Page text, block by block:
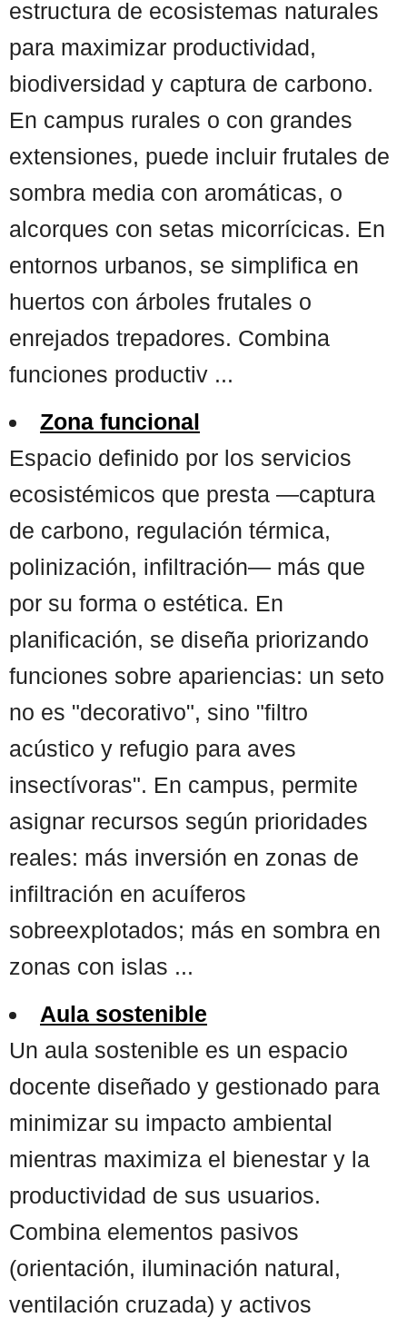
estructura de ecosistemas naturales
para maximizar productividad,
biodiversidad y captura de carbono.
En campus rurales o con grandes
extensiones, puede incluir frutales de
sombra media con aromáticas, o
alcorques con setas micorrícicas. En
entornos urbanos, se simplifica en
huertos con árboles frutales o
enrejados trepadores. Combina
funciones productiv ...
Zona funcional
Espacio definido por los servicios
ecosistémicos que presta —captura
de carbono, regulación térmica,
polinización, infiltración— más que
por su forma o estética. En
planificación, se diseña priorizando
funciones sobre apariencias: un seto
no es "decorativo", sino "filtro
acústico y refugio para aves
insectívoras". En campus, permite
asignar recursos según prioridades
reales: más inversión en zonas de
infiltración en acuíferos
sobreexplotados; más en sombra en
zonas con islas ...
Aula sostenible
Un aula sostenible es un espacio
docente diseñado y gestionado para
minimizar su impacto ambiental
mientras maximiza el bienestar y la
productividad de sus usuarios.
Combina elementos pasivos
(orientación, iluminación natural,
ventilación cruzada) y activos